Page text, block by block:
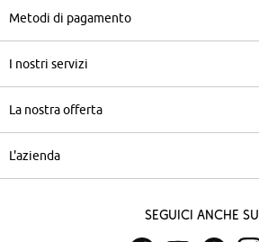
Metodi di pagamento
I nostri servizi
La nostra offerta
L'azienda
Seguici anche su